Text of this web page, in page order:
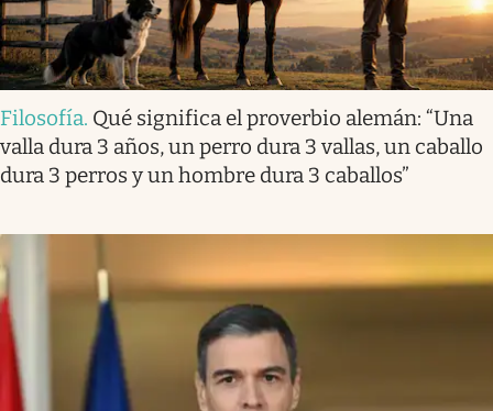
Filosofía. Qué significa el proverbio alemán: “Una
valla dura 3 años, un perro dura 3 vallas, un caballo
dura 3 perros y un hombre dura 3 caballos”